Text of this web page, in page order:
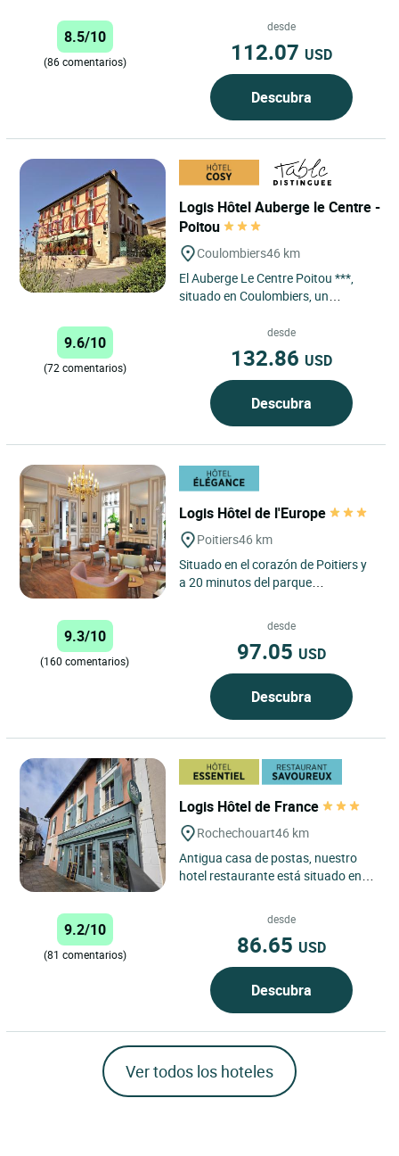
es un verdadero remanso...
8.5/10
(86 comentarios)
desde
112.07 USD
Descubra
Logis Hôtel Auberge le Centre -
Poitou
Coulombiers46 km
El Auberge Le Centre Poitou ***,
situado en Coulombiers, un
hora de La Rochelle, a 45...
9.6/10
(72 comentarios)
desde
132.86 USD
Descubra
Logis Hôtel de l'Europe
Poitiers46 km
Situado en el corazón de Poitiers y
a 20 minutos del parque
9.3/10
(160 comentarios)
desde
97.05 USD
Descubra
Logis Hôtel de France
Rochechouart46 km
Antigua casa de postas, nuestro
hotel restaurante está situado en el
9.2/10
(81 comentarios)
desde
86.65 USD
Descubra
Ver todos los hoteles